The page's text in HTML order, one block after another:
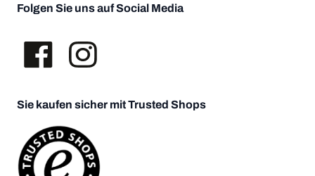
Folgen Sie uns auf Social Media
Sie kaufen sicher mit Trusted Shops